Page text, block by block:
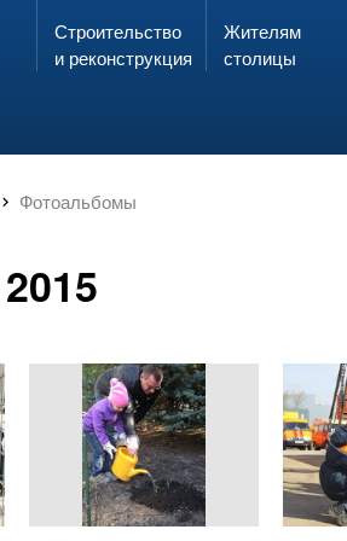
Строительство
и реконструкция
Жителям
столицы
Фотоальбомы